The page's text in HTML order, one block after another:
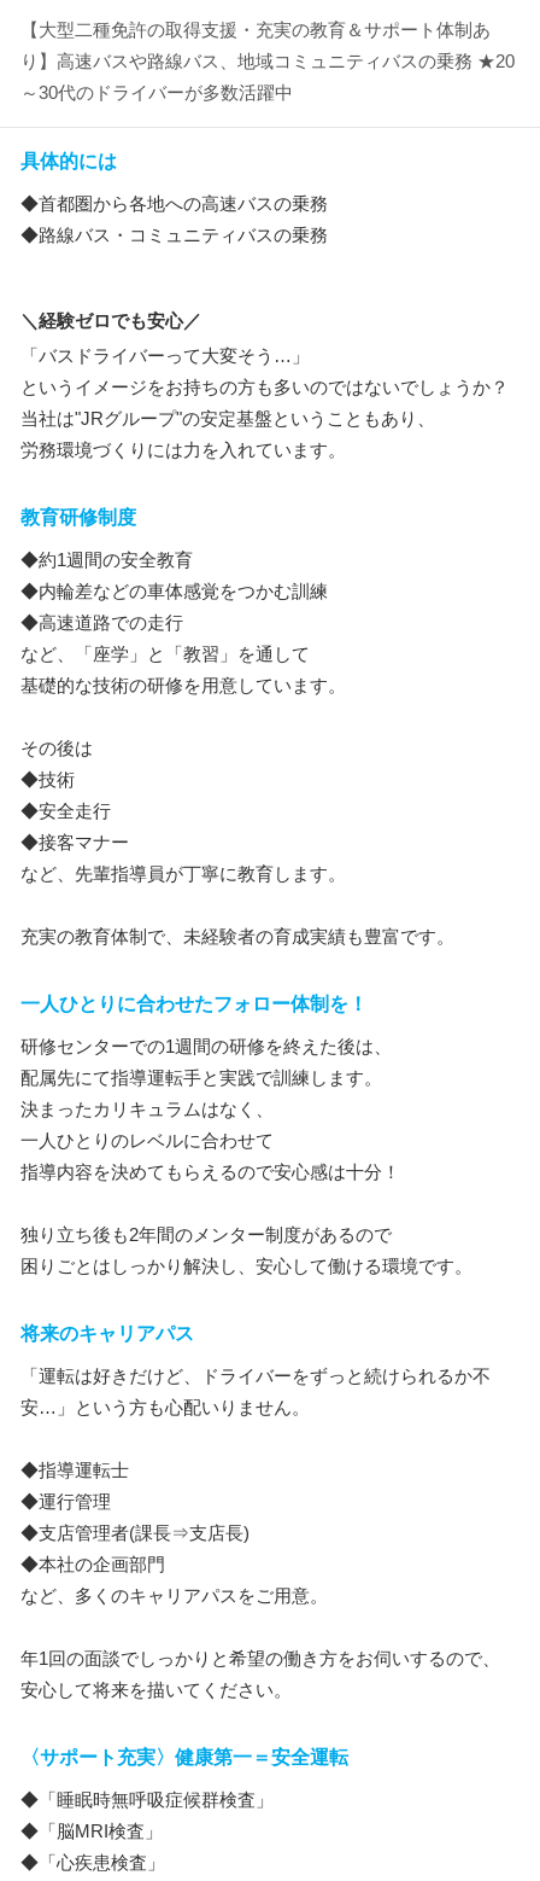
【大型二種免許の取得支援・充実の教育＆サポート体制あ
り】高速バスや路線バス、地域コミュニティバスの乗務 ★20
～30代のドライバーが多数活躍中
具体的には
◆首都圏から各地への高速バスの乗務
◆路線バス・コミュニティバスの乗務
＼経験ゼロでも安心／
「バスドライバーって大変そう…」
というイメージをお持ちの方も多いのではないでしょうか？
当社は"JRグループ"の安定基盤ということもあり、
労務環境づくりには力を入れています。
教育研修制度
◆約1週間の安全教育
◆内輪差などの車体感覚をつかむ訓練
◆高速道路での走行
など、「座学」と「教習」を通して
基礎的な技術の研修を用意しています。
その後は
◆技術
◆安全走行
◆接客マナー
など、先輩指導員が丁寧に教育します。
充実の教育体制で、未経験者の育成実績も豊富です。
一人ひとりに合わせたフォロー体制を！
研修センターでの1週間の研修を終えた後は、
配属先にて指導運転手と実践で訓練します。
決まったカリキュラムはなく、
一人ひとりのレベルに合わせて
指導内容を決めてもらえるので安心感は十分！
独り立ち後も2年間のメンター制度があるので
困りごとはしっかり解決し、安心して働ける環境です。
将来のキャリアパス
「運転は好きだけど、ドライバーをずっと続けられるか不
安…」という方も心配いりません。
◆指導運転士
◆運行管理
◆支店管理者(課長⇒支店長)
◆本社の企画部門
など、多くのキャリアパスをご用意。
年1回の面談でしっかりと希望の働き方をお伺いするので、
安心して将来を描いてください。
〈サポート充実〉健康第一＝安全運転
◆「睡眠時無呼吸症候群検査」
◆「脳MRI検査」
◆「心疾患検査」